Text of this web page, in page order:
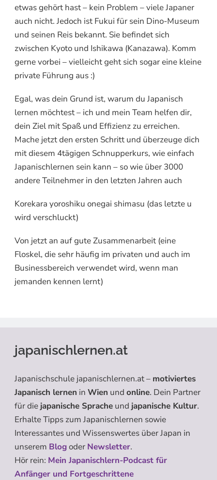
etwas gehört hast – kein Problem – viele Japaner
auch nicht. Jedoch ist Fukui für sein Dino-Museum
und seinen Reis bekannt. Sie befindet sich
zwischen Kyoto und Ishikawa (Kanazawa). Komm
gerne vorbei – vielleicht geht sich sogar eine kleine
private Führung aus :)
Egal, was dein Grund ist, warum du Japanisch
lernen möchtest – ich und mein Team helfen dir,
dein Ziel mit Spaß und Effizienz zu erreichen.
Mache jetzt den ersten Schritt und überzeuge dich
mit diesem 4tägigen Schnupperkurs, wie einfach
Japanischlernen sein kann – so wie über 3000
andere Teilnehmer in den letzten Jahren auch
Korekara yoroshiku onegai shimasu (das letzte u
wird verschluckt)
Von jetzt an auf gute Zusammenarbeit (eine
Floskel, die sehr häufig im privaten und auch im
Businessbereich verwendet wird, wenn man
jemanden kennen lernt)
japanischlernen.at
Japanischschule japanischlernen.at – motiviertes
Japanisch lernen in Wien und online. Dein Partner
für die japanische Sprache und japanische Kultur.
Erhalte Tipps zum Japanischlernen sowie
Interessantes und Wissenswertes über Japan in
unserem Blogoder Newsletter.
Hör rein: Mein Japanischlern-Podcast für
Anfänger und Fortgeschrittene